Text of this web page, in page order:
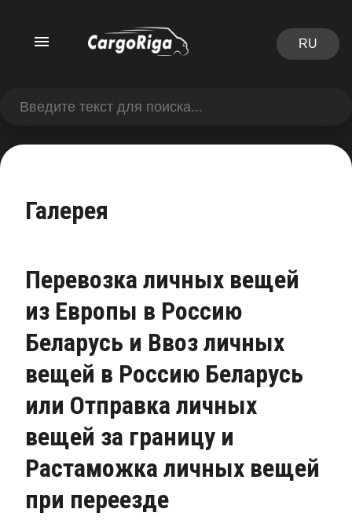
RU
Галерея
Перевозка личных вещей
из Европы в Россию
Беларусь и Ввоз личных
вещей в Россию Беларусь
или Отправка личных
вещей за границу и
Растаможка личных вещей
при переезде